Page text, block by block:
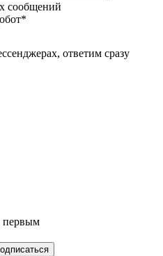
сообщений
*
ответим сразу
первым